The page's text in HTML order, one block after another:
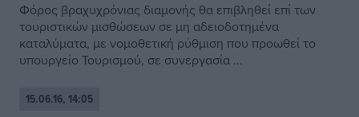
Φόρος βραχυχρόνιας διαμονής θα επιβληθεί επί των
τουριστικών μισθώσεων σε μη αδειοδοτημένα
καταλύματα, με νομοθετική ρύθμιση που προωθεί το
υπουργείο Τουρισμού, σε συνεργασία ...
15.06.16, 14:05